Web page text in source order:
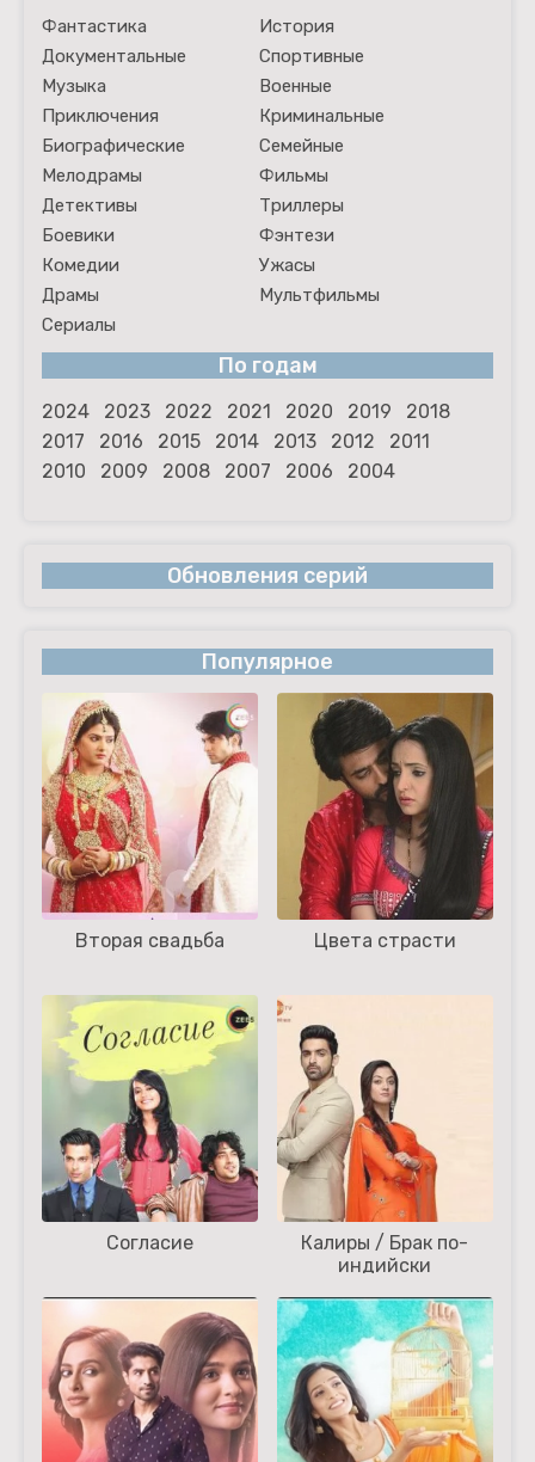
Фантастика
История
Документальные
Спортивные
Музыка
Военные
Приключения
Криминальные
Биографические
Семейные
Мелодрамы
Фильмы
Детективы
Триллеры
Боевики
Фэнтези
Комедии
Ужасы
Драмы
Мультфильмы
Сериалы
По годам
2024 2023 2022 2021 2020 2019
2018
2017
2016 2015 2014 2013 2012
2011
2010
2009 2008 2007 2006 2004
Обновления серий
Популярное
Вторая свадьба Цвета страсти
Согласие
Калиры / Брак по-
индийски